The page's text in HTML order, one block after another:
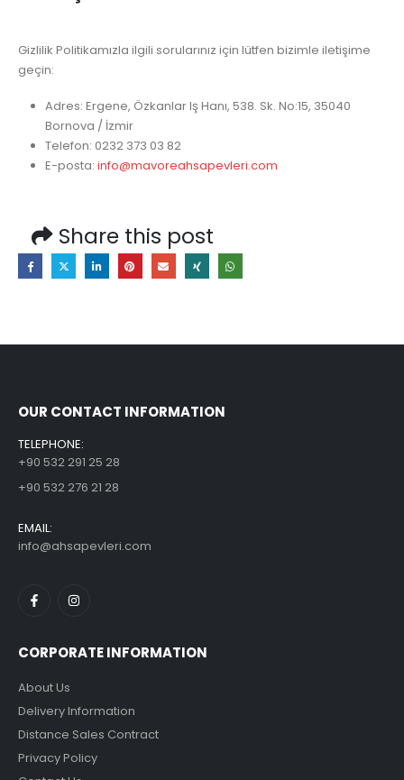
Gizlilik Politikamızla ilgili sorularınız için lütfen bizimle iletişime
geçin:
Adres: Ergene, Özkanlar Iş Hanı, 538. Sk. No:15, 35040
Bornova / İzmir
Telefon: 0232 373 03 82
E-posta: info@mavoreahsapevleri.com
Share this post
OUR CONTACT INFORMATION
TELEPHONE:
+90 532 291 25 28
+90 532 276 21 28
EMAIL:
info@ahsapevleri.com
CORPORATE INFORMATION
About Us
Delivery Information
Distance Sales Contract
Privacy Policy